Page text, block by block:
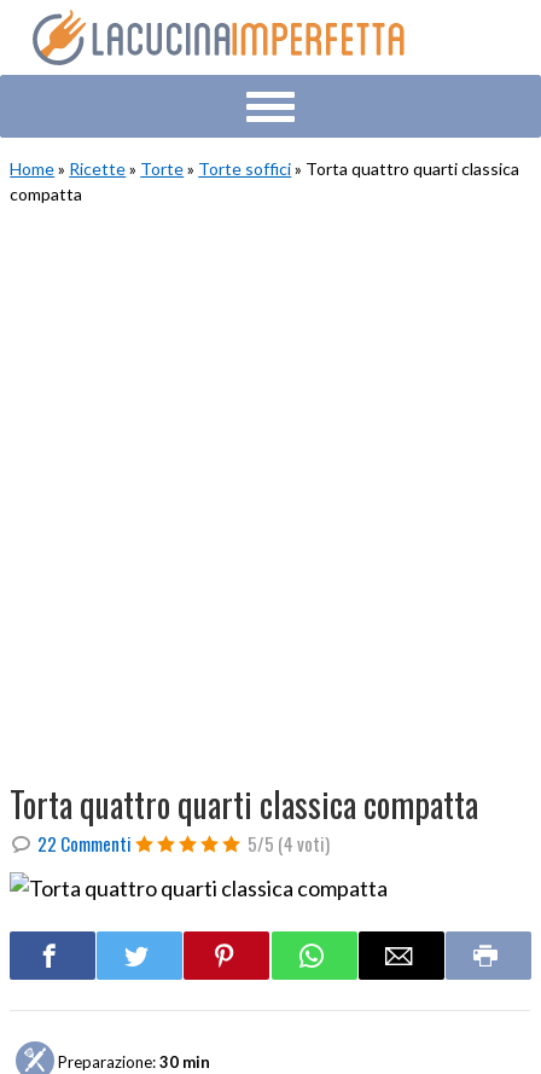
primary
main
primary
Home» Ricette» Torte» Torte soffici» Torta quattro quarti classica
compatta
Torta quattro quarti classica compatta
22 Commenti 5/5 (4 voti)
Preparazione:30 min